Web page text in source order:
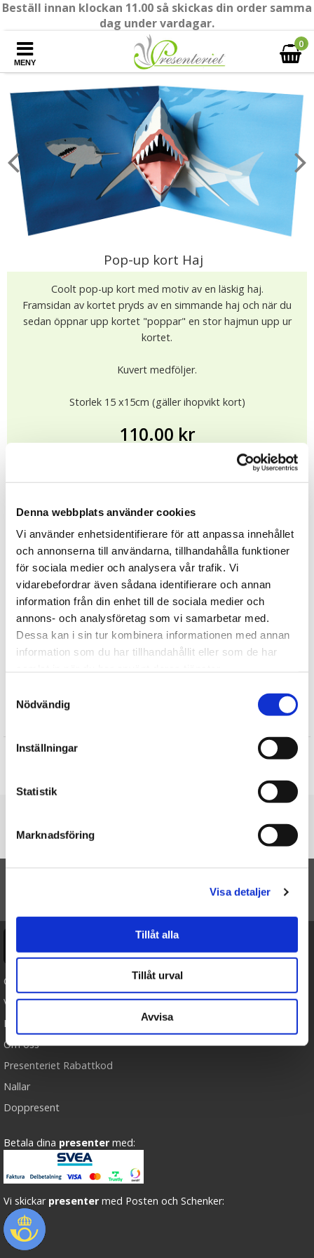
Denna webbplats använder cookies
Vi använder enhetsidentifierare för att anpassa innehållet
och annonserna till användarna, tillhandahålla funktioner
för sociala medier och analysera vår trafik. Vi
vidarebefordrar även sådana identifierare och annan
information från din enhet till de sociala medier och
annons- och analysföretag som vi samarbetar med.
Dessa kan i sin tur kombinera informationen med annan
information som du har tillhandahållit eller som de har
Nödvändig
Inställningar
Statistik
Marknadsföring
Visa detaljer
Tillåt alla
Tillåt urval
Avvisa
Beställ innan klockan 11.00 så skickas din order samma
dag under vardagar.
MENY
0
Pop-up kort Haj
Coolt pop-up kort med motiv av en läskig haj.
Framsidan av kortet pryds av en simmande haj och när du
sedan öppnar upp kortet "poppar" en stor hajmun upp ur
kortet.
Kuvert medföljer.
Storlek 15 x15cm (gäller ihopvikt kort)
110.00 kr
KÖP
★★★★★
Tipsa
Upptäck mer
Gratulationskort
Julklappar till Barnen
Pop-up kort Haj
Cookies
Varumärken
Köpvillkor
Om oss
Presenteriet Rabattkod
Nallar
Doppresent
Betala dina presenter med:
Vi skickar presenter med Posten och Schenker: